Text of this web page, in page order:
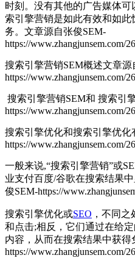
时刻。没有其他的广告媒体
索引擎营销是如此有效和如
务。 文章源自张俊SEM-
https://www.zhangjunsem.com/
搜索引擎营销SEM概述文章源
https://www.zhangjunsem.com/
搜索引擎营销SEM和 搜索引
https://www.zhangjunsem.com/
搜索引擎优化和搜索引擎优化
https://www.zhangjunsem.com/
一般来说,“搜索引擎营销”或
业支付百度/谷歌在搜索结果中
俊SEM-https://
搜索引擎优化或SEO ，不同
和点击;相反，它们通过在给
内容，从而在搜索结果中获得
https://www.zhangjunsem.com/